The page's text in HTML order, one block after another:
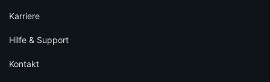
Karriere
Hilfe & Support
Kontakt